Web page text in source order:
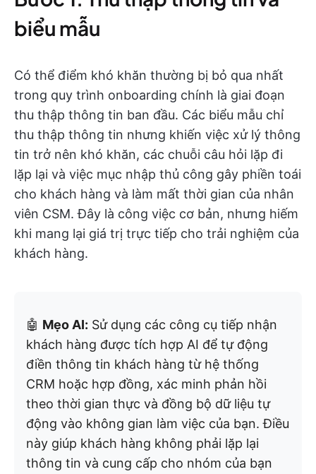
biểu mẫu
Có thể điểm khó khăn thường bị bỏ qua nhất
trong quy trình onboarding chính là giai đoạn
thu thập thông tin ban đầu. Các biểu mẫu chỉ
thu thập thông tin nhưng khiến việc xử lý thông
tin trở nên khó khăn, các chuỗi câu hỏi lặp đi
lặp lại và việc mục nhập thủ công gây phiền toái
cho khách hàng và làm mất thời gian của nhân
viên CSM. Đây là công việc cơ bản, nhưng hiếm
khi mang lại giá trị trực tiếp cho trải nghiệm của
khách hàng.
🤖 Mẹo AI: Sử dụng các công cụ tiếp nhận
khách hàng được tích hợp AI để tự động
điền thông tin khách hàng từ hệ thống
CRM hoặc hợp đồng, xác minh phản hồi
theo thời gian thực và đồng bộ dữ liệu tự
động vào không gian làm việc của bạn. Điều
này giúp khách hàng không phải lặp lại
thông tin và cung cấp cho nhóm của bạn